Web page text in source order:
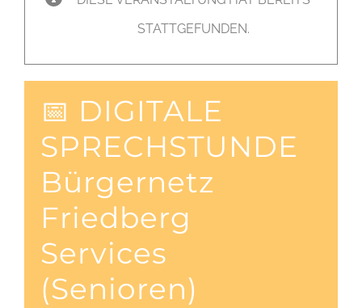
STATTGEFUNDEN.
📅 DIGITALE
SPRECHSTUNDE
Bürgernetz
Friedberg
Services
(Senioren)